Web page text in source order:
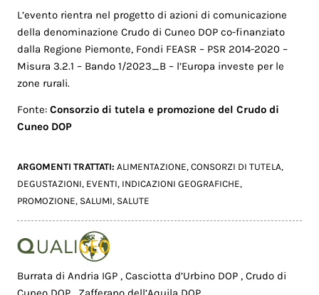
L’evento rientra nel progetto di azioni di comunicazione
della denominazione Crudo di Cuneo DOP co-finanziato
dalla Regione Piemonte, Fondi FEASR – PSR 2014-2020 –
Misura 3.2.1 – Bando 1/2023_B – l’Europa investe per le
zone rurali.
Fonte:Consorzio di tutela e promozione del Crudo di
Cuneo DOP
ARGOMENTI TRATTATI:ALIMENTAZIONE,CONSORZI DI TUTELA,
DEGUSTAZIONI, EVENTI, INDICAZIONI GEOGRAFICHE,
PROMOZIONE, SALUMI, SALUTE
Burrata di Andria IGP ,Casciotta d’Urbino DOP ,Crudo di